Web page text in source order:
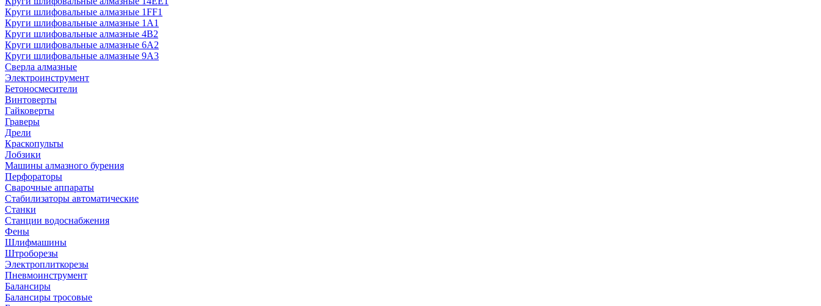
Круги шлифовальные алмазные 1FF1
Круги шлифовальные алмазные 1А1
Круги шлифовальные алмазные 4В2
Круги шлифовальные алмазные 6A2
Круги шлифовальные алмазные 9А3
Сверла алмазные
Электроинструмент
Бетоносмесители
Винтоверты
Гайковерты
Граверы
Дрели
Краскопульты
Лобзики
Машины алмазного бурения
Перфораторы
Сварочные аппараты
Стабилизаторы автоматические
Станки
Станции водоснабжения
Фены
Шлифмашины
Штроборезы
Электроплиткорезы
Пневмоинструмент
Балансиры
Балансиры тросовые